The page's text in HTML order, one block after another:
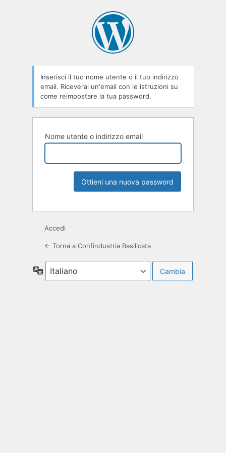
Inserisci il tuo nome utente o il tuo indirizzo
email. Riceverai un'email con le istruzioni su
come reimpostare la tua password.
Nome utente o indirizzo email
Accedi
← Torna a Confindustria Basilicata
Lingua